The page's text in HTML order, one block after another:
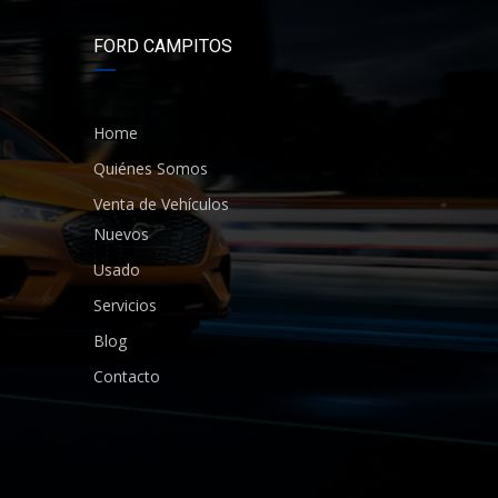
FORD CAMPITOS
Home
Quiénes Somos
Venta de Vehículos
Nuevos
Usado
Servicios
Blog
Contacto